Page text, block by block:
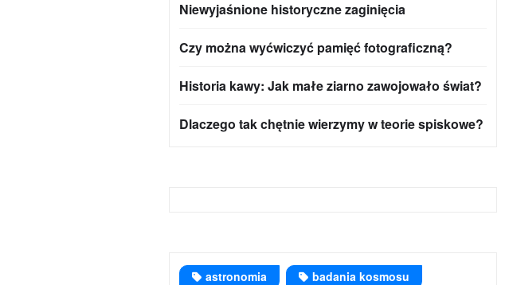
Niewyjaśnione historyczne zaginięcia
Czy można wyćwiczyć pamięć fotograficzną?
Historia kawy: Jak małe ziarno zawojowało świat?
Dlaczego tak chętnie wierzymy w teorie spiskowe?
astronomia
badania kosmosu